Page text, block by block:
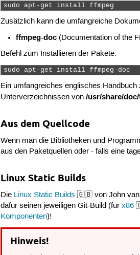
sudo apt-get install ffmpeg
Zusätzlich kann die umfangreiche
ffmpeg-doc(Documentation of the
Befehl zum Installieren der Pakete:
sudo apt-get install ffmpeg-doc
Ein umfangreiches englisches
Unterverzeichnissen von/usr/share/
Aus dem Quellcode
Wenn man die Bibliotheken und
aus den Paketquellen oder - falls eine
Linux Static Builds
Die Linux Static Builds 🇬🇧 von John van
dafür seinen jeweiligen Git-Build (fürx86
Komponenten)!
Hinweis!